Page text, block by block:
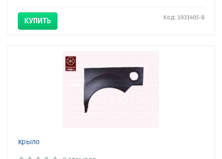
КУПИТЬ Код: 1931405-8
Крыло